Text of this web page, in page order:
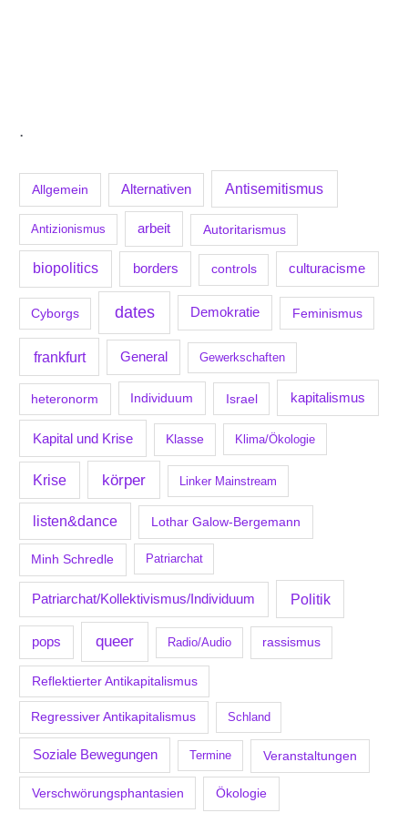
.
Allgemein Alternativen Antisemitismus
Antizionismus arbeit Autoritarismus
biopolitics borders controls culturacisme
Cyborgs dates Demokratie Feminismus
frankfurt General Gewerkschaften
heteronorm Individuum Israel kapitalismus
Kapital und Krise Klasse Klima/Ökologie
Krise körper Linker Mainstream
listen&dance Lothar Galow-Bergemann
Minh Schredle Patriarchat
Patriarchat/Kollektivismus/Individuum Politik
pops queer Radio/Audio rassismus
Reflektierter Antikapitalismus
Regressiver Antikapitalismus Schland
Soziale Bewegungen Termine Veranstaltungen
Verschwörungsphantasien Ökologie